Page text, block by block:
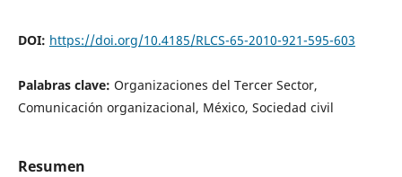
DOI: https://doi.org/10.4185/RLCS-65-2010-921-595-603
Palabras clave: Organizaciones del Tercer Sector,
Comunicación organizacional, México, Sociedad civil
Resumen